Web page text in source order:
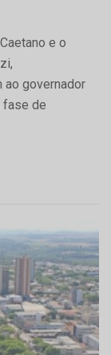
e o
ao governador
fase de